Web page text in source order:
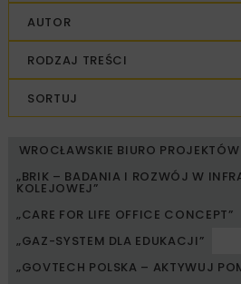
AUTOR
RODZAJ TREŚCI
SORTUJ
WROCŁAWSKIE BIURO
„BRIK – BADANIA I ROZWÓJ W
KOLEJOWEJ”
„CARE FOR LIFE OFFICE CONCEPT”
„GAZ-SYSTEM DLA EDUKACJI”
„GOVTECH POLSKA – AKTYWUJ